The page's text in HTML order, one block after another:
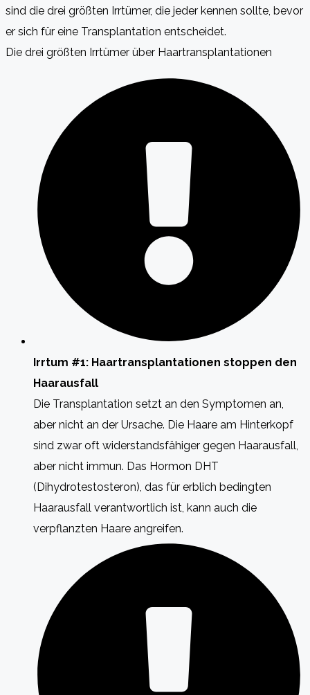
sind die drei größten Irrtümer, die jeder kennen sollte, bevor
er sich für eine Transplantation entscheidet.
Die drei größten Irrtümer über Haartransplantationen
Irrtum #1: Haartransplantationen stoppen den
Haarausfall
Die Transplantation setzt an den Symptomen an,
aber nicht an der Ursache. Die Haare am Hinterkopf
sind zwar oft widerstandsfähiger gegen Haarausfall,
aber nicht immun. Das Hormon DHT
(Dihydrotestosteron), das für erblich bedingten
Haarausfall verantwortlich ist, kann auch die
verpflanzten Haare angreifen.